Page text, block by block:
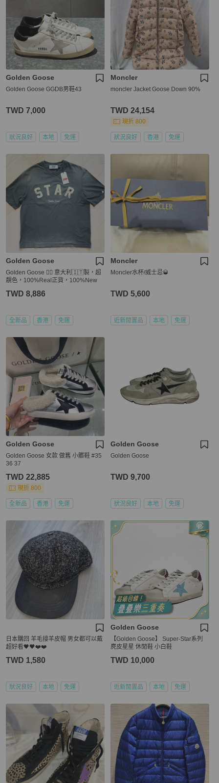
Golden Goose
Golden Goose GGDB男鞋43
TWD 7,000
狀況良好 本地 免運
Moncler
moncler Jacket Goose Down 90%
TWD 24,154
現折 800
狀況良好 香港 免運
Golden Goose
Golden Goose 👍🏻 意大利🇮🇹製，超
靚色，100%Real正貨，100%New
TWD 8,886
全新品 香港 免運
Moncler
Moncler水杯/威士忌🥃
TWD 5,600
近新閒置品 本地 免運
Golden Goose
Golden Goose 女款 做舊 小髒鞋 #35
36 37
TWD 22,885
現折 800
全新品 香港 免運
Golden Goose
Golden Goose
TWD 9,700
狀況良好 本地 免運
日本購回 羊毛接羊皮帽 男女都可以戴
超好看🖤🖤❤️❤️
TWD 1,580
狀況良好 本地 免運
Golden Goose
【Golden Goose】 Super-Star系列
麂皮星星 休閒鞋 小白鞋
TWD 10,000
近新閒置品 本地 免運